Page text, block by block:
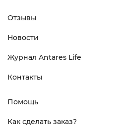
Отзывы
Новости
Журнал Antares Life
Контакты
Помощь
Как сделать заказ?